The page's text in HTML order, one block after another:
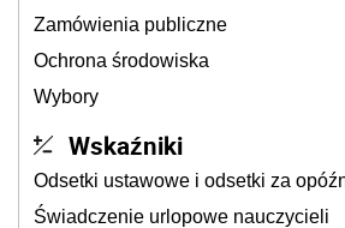
Zamówienia publiczne
Ochrona środowiska
Wybory
Wskaźniki
Odsetki ustawowe i odsetki za
Świadczenie urlopowe nauczycieli